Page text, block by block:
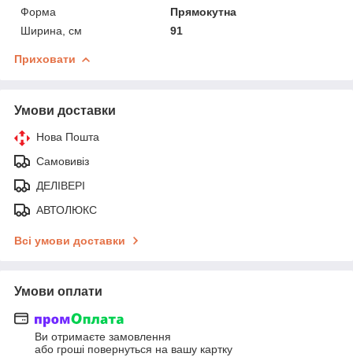
Форма
Прямокутна
Ширина, см
91
Приховати
Умови доставки
Нова Пошта
Самовивіз
ДЕЛІВЕРІ
АВТОЛЮКС
Всі умови доставки
Умови оплати
Ви отримаєте замовлення
або гроші повернуться на вашу картку